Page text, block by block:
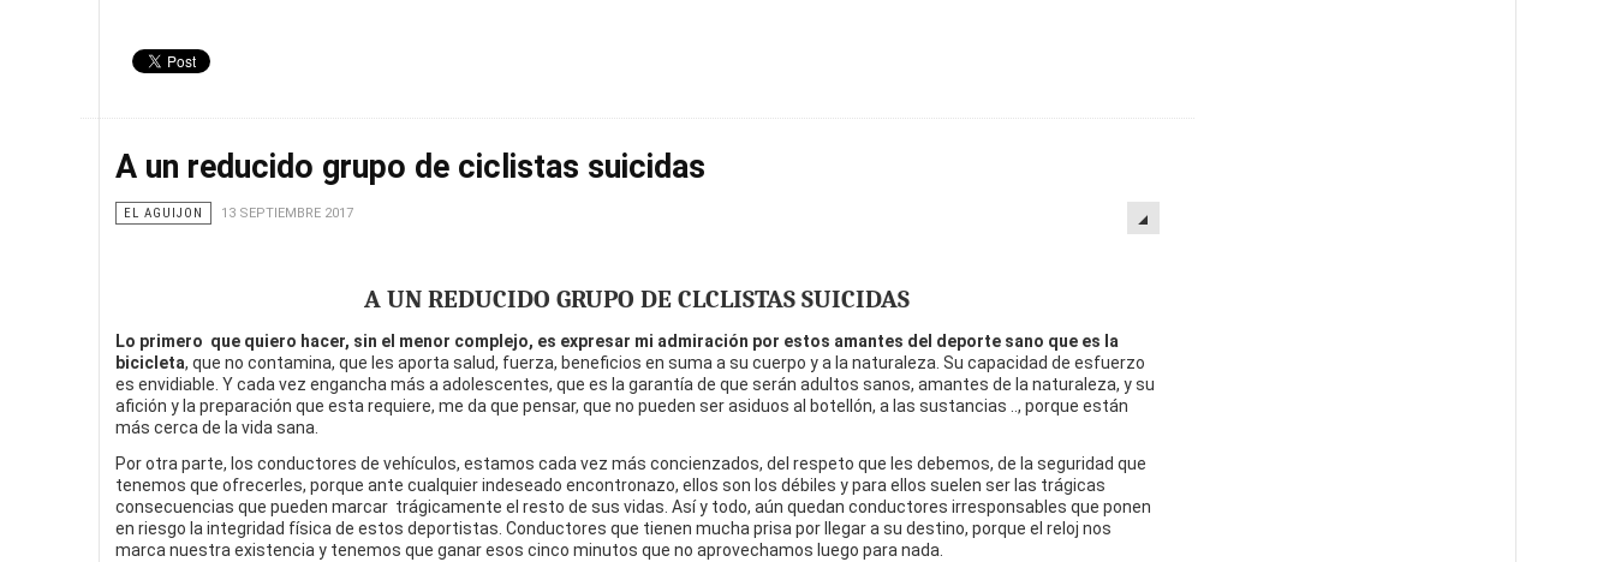
A un reducido grupo de ciclistas suicidas
EL AGUIJON 13 SEPTIEMBRE 2017
A UN REDUCIDO GRUPO DE CLCLISTAS SUICIDAS
Lo primero que quiero hacer, sin el menor complejo, es expresar mi admiración por estos amantes del deporte sano que es la
bicicleta, que no contamina, que les aporta salud, fuerza, beneficios en suma a su cuerpo y a la naturaleza. Su capacidad de esfuerzo
es envidiable. Y cada vez engancha más a adolescentes, que es la garantía de que serán adultos sanos, amantes de la naturaleza, y su
afición y la preparación que esta requiere, me da que pensar, que no pueden ser asiduos al botellón, a las sustancias .., porque están
más cerca de la vida sana.
Por otra parte, los conductores de vehículos, estamos cada vez más concienzados, del respeto que les debemos, de la seguridad que
tenemos que ofrecerles, porque ante cualquier indeseado encontronazo, ellos son los débiles y para ellos suelen ser las trágicas
consecuencias que pueden marcar trágicamente el resto de sus vidas. Así y todo, aún quedan conductores irresponsables que ponen
en riesgo la integridad física de estos deportistas. Conductores que tienen mucha prisa por llegar a su destino, porque el reloj nos
marca nuestra existencia y tenemos que ganar esos cinco minutos que no aprovechamos luego para nada.